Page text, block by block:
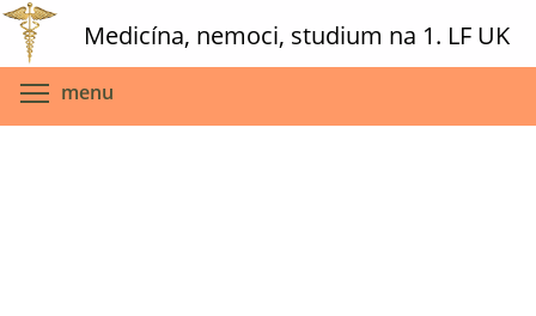
Skip
main
content
Medicína, nemoci, studium na 1. LF UK
menu